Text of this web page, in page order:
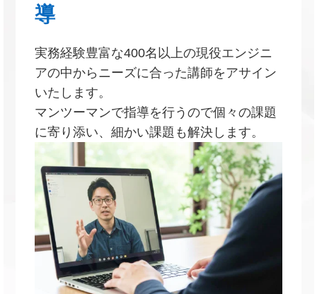
導
実務経験豊富な400名以上の現役エンジニ
アの中からニーズに合った講師をアサイン
いたします。
マンツーマンで指導を行うので個々の課題
に寄り添い、細かい課題も解決します。